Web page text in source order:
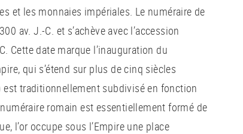
et les monnaies impériales. Le numéraire de
av. J.-C. et s’achève avec l’accession
Cette date marque l’inauguration du
qui s’étend sur plus de cinq siècles
est traditionnellement subdivisé en fonction
romain est essentiellement formé de
l’or occupe sous l’Empire une place